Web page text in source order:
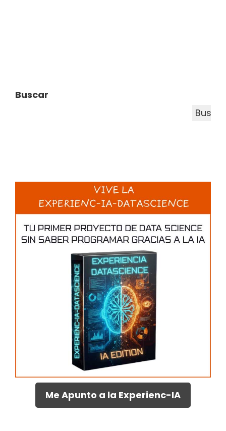
Buscar
Buscar
Me Apunto a la Experienc-IA